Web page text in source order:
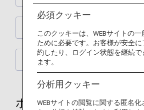
アメニティ
ホノルル線の機内食メ
必須クッキー
このクッキーは、WEBサイトの
ために必要です。お客様が安全
約したり、ログイン状態を継続で
ます。
分析用クッキー
WEBサイトの閲覧に関する匿名化